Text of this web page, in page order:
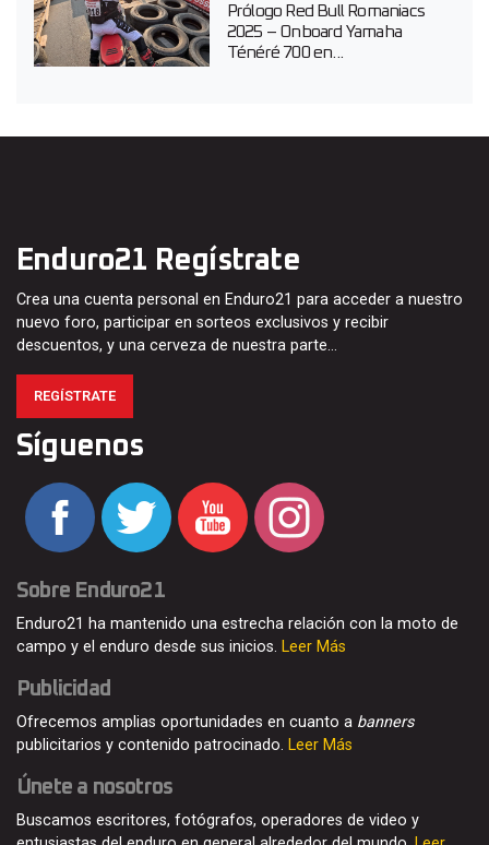
Prólogo Red Bull Romaniacs
2025 – Onboard Yamaha
Ténéré 700 en...
Enduro21 Regístrate
Crea una cuenta personal en Enduro21 para acceder a nuestro
nuevo foro, participar en sorteos exclusivos y recibir
descuentos, y una cerveza de nuestra parte…
REGÍSTRATE
Síguenos
Sobre Enduro21
Enduro21 ha mantenido una estrecha relación con la moto de
campo y el enduro desde sus inicios. Leer Más
Publicidad
Ofrecemos amplias oportunidades en cuanto a banners
publicitarios y contenido patrocinado. Leer Más
Únete a nosotros
Buscamos escritores, fotógrafos, operadores de video y